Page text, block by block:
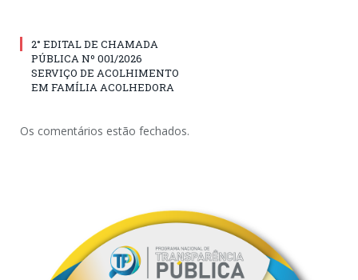
2° EDITAL DE CHAMADA
PÚBLICA Nº 001/2026
SERVIÇO DE ACOLHIMENTO
EM FAMÍLIA ACOLHEDORA
Os comentários estão fechados.